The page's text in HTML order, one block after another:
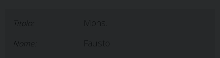
Titolo:
Nome: Fausto